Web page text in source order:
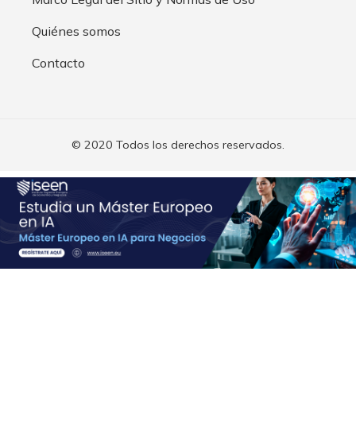
Quiénes somos
Contacto
© 2020 Todos los derechos reservados.